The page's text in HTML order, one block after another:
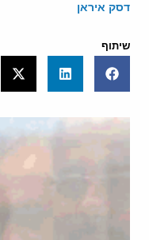
דסק איראן
שיתוף